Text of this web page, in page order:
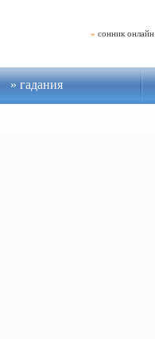
»сонник онлайн
гадания